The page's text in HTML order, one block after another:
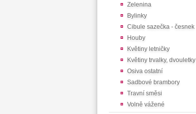
Zelenina
Bylinky
Cibule sazečka - česnek
Houby
Květiny letničky
Květiny trvalky, dvouletky
Osiva ostatní
Sadbové brambory
Travní směsi
Volně vážené